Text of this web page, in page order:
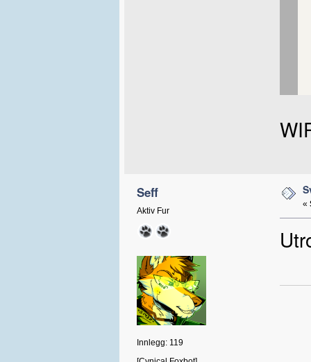
Seff
Aktiv Fur
Innlegg: 119
«